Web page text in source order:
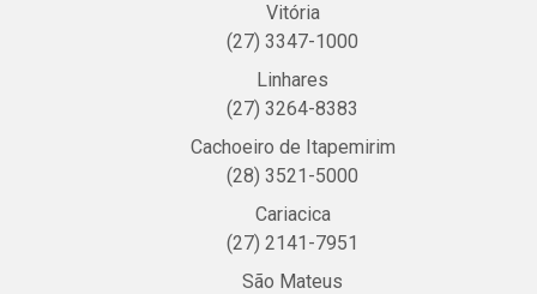
Vitória
(27) 3347-1000
Linhares
(27) 3264-8383
Cachoeiro de Itapemirim
(28) 3521-5000
Cariacica
(27) 2141-7951
São Mateus